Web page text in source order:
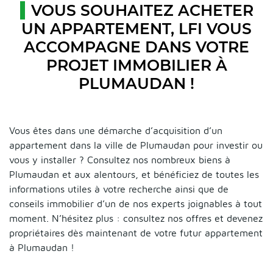
VOUS SOUHAITEZ ACHETER
UN APPARTEMENT, LFI VOUS
ACCOMPAGNE DANS VOTRE
PROJET IMMOBILIER À
PLUMAUDAN !
Vous êtes dans une démarche d’acquisition d’un
appartement dans la ville de Plumaudan pour investir ou
vous y installer ? Consultez nos nombreux biens à
Plumaudan et aux alentours, et bénéficiez de toutes les
informations utiles à votre recherche ainsi que de
conseils immobilier d’un de nos experts joignables à tout
moment. N’hésitez plus : consultez nos offres et devenez
propriétaires dès maintenant de votre futur appartement
à Plumaudan !